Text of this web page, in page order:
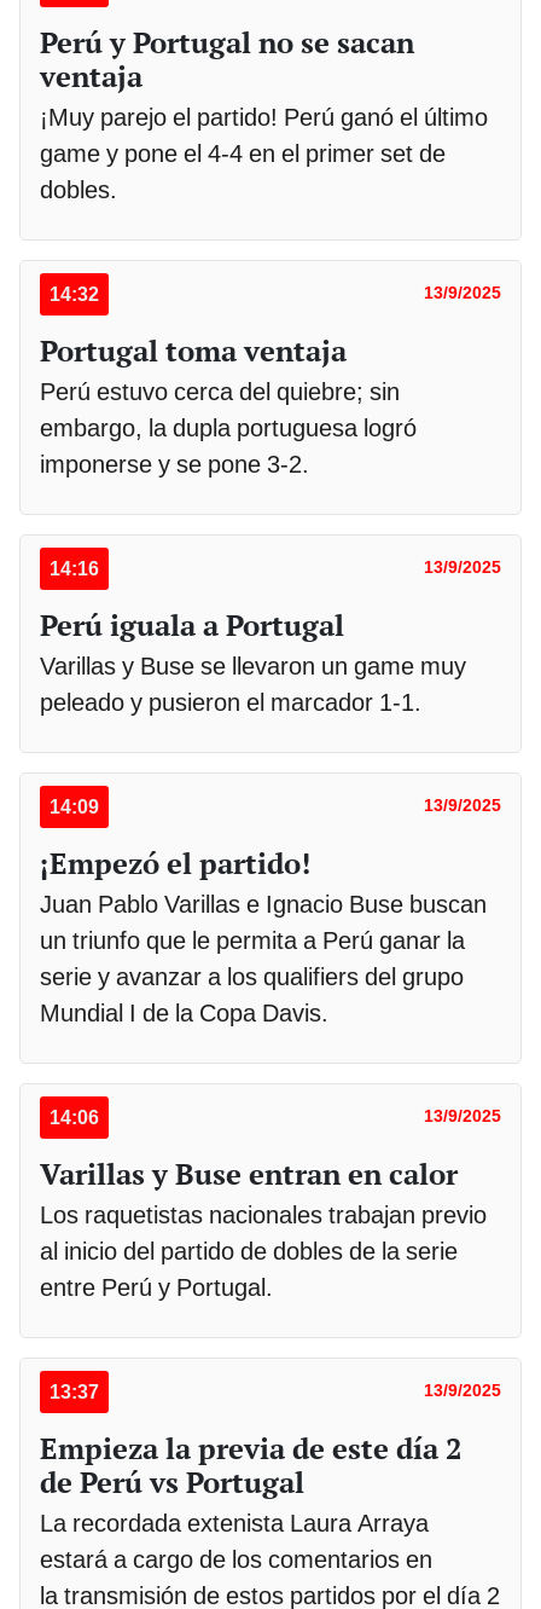
Perú y Portugal no se sacan
ventaja
¡Muy parejo el partido! Perú ganó el último
game y pone el 4-4 en el primer set de
dobles.
14:32 13/9/2025
Portugal toma ventaja
Perú estuvo cerca del quiebre; sin
embargo, la dupla portuguesa logró
imponerse y se pone 3-2.
14:16 13/9/2025
Perú iguala a Portugal
Varillas y Buse se llevaron un game muy
peleado y pusieron el marcador 1-1.
14:09 13/9/2025
¡Empezó el partido!
Juan Pablo Varillas e Ignacio Buse buscan
un triunfo que le permita a Perú ganar la
serie y avanzar a los qualifiers del grupo
Mundial I de la Copa Davis.
14:06 13/9/2025
Varillas y Buse entran en calor
Los raquetistas nacionales trabajan previo
al inicio del partido de dobles de la serie
entre Perú y Portugal.
13:37 13/9/2025
Empieza la previa de este día 2
de Perú vs Portugal
La recordada extenista Laura Arraya
estará a cargo de los comentarios en
la transmisión de estos partidos por el día 2